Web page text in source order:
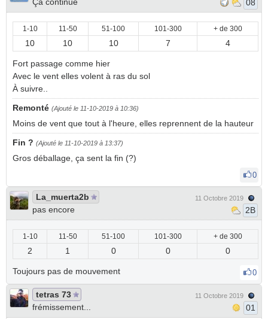
08
1-10 11-50 51-100 101-300 + de 300
10 10 10 7 4
Fort passage comme hier
Avec le vent elles volent à ras du sol
À suivre..
Remonté (Ajouté le 11-10-2019 à 10:36)
Moins de vent que tout à l'heure, elles reprennent de la hauteur
Fin ? (Ajouté le 11-10-2019 à 13:37)
Gros déballage, ça sent la fin (?)
0
La_muerta2b
pas encore
11 Octobre 2019
2B
1-10 11-50 51-100 101-300 + de 300
2 1 0 0 0
Toujours pas de mouvement 0
tetras 73
frémissement...
11 Octobre 2019
01